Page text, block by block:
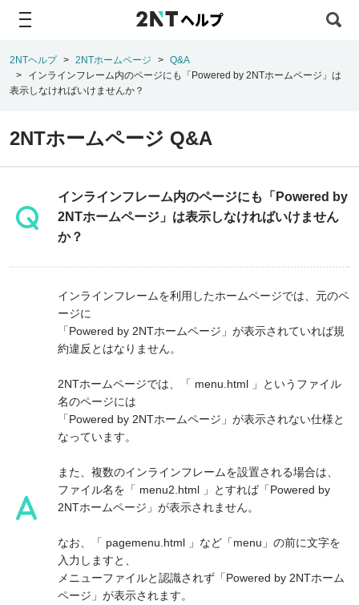
ヘルプ
2NTヘルプ 2NTホームページ
Q&A
インラインフレーム内のページにも「Powered by 2NTホームページ」は
表示しなければいけませんか？
2NTホームページ Q&A
インラインフレーム内のページにも「Powered by
2NTホームページ」は表示しなければいけません
か？
インラインフレームを利用したホームページでは、元のペ
ージに
「Powered by 2NTホームページ」が表示されていれば規
約違反とはなりません。
2NTホームページでは、「 menu.html 」というファイル
名のページには
「Powered by 2NTホームページ」が表示されない仕様と
なっています。
また、複数のインラインフレームを設置される場合は、
ファイル名を「 menu2.html 」とすれば「Powered by
2NTホームページ」が表示されません。
なお、「 pagemenu.html 」など「menu」の前に文字を
入力しますと、
メニューファイルと認識されず「Powered by 2NTホーム
ページ」が表示されます。